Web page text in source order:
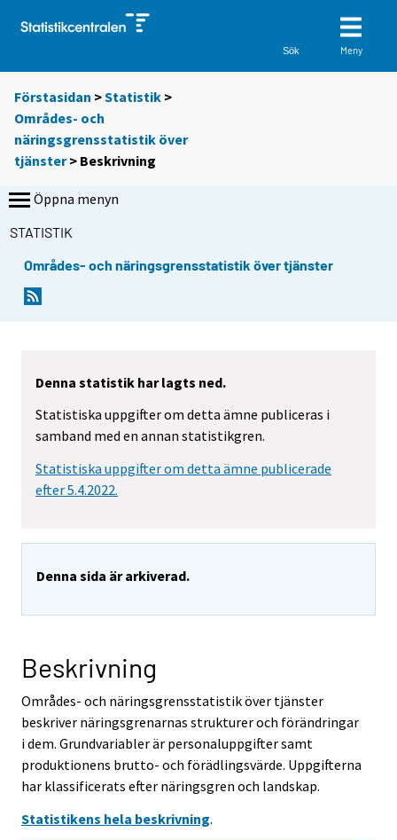
Sök Meny
Förstasidan >Statistik >
Områdes- och
näringsgrensstatistik över
tjänster> Beskrivning
Öppna menyn
STATISTIK
Områdes- och näringsgrensstatistik över tjänster
Denna statistik har lagts ned.
Statistiska uppgifter om detta ämne publiceras i
samband med en annan statistikgren.
Statistiska uppgifter om detta ämne publicerade
efter 5.4.2022.
Denna sida är arkiverad.
Beskrivning
Områdes- och näringsgrensstatistik över tjänster
beskriver näringsgrenarnas strukturer och förändringar
i dem. Grundvariabler är personaluppgifter samt
produktionens brutto- och förädlingsvärde. Uppgifterna
har klassificerats efter näringsgren och landskap.
Statistikens hela beskrivning.